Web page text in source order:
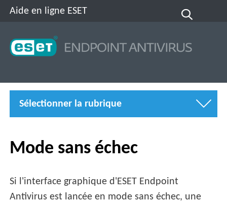
Aide en ligne ESET
Sélectionner la rubrique
Mode sans échec
Si l'interface graphique d'ESET Endpoint
Antivirus est lancée en mode sans échec, une